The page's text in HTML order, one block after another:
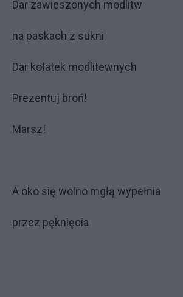
Dar zawieszonych modlitw
na paskach z sukni
Dar kołatek modlitewnych
Prezentuj broń!
Marsz!
A oko się wolno mgłą wypełnia
przez pęknięcia